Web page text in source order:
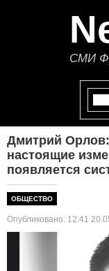
СМИ
Дмитрий
настоящие
появляется
ОБЩЕСТВО
Опубликовано: 12:41